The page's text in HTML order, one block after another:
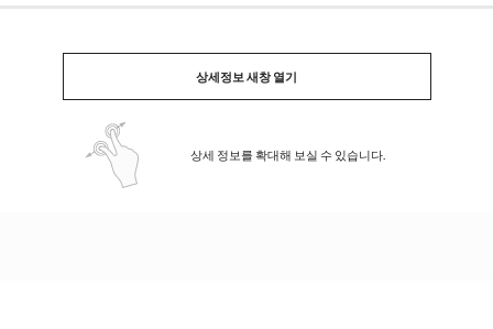
상세정보 새창 열기
상세 정보를 확대해 보실 수 있습니다.